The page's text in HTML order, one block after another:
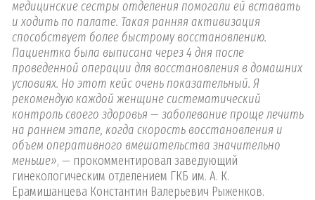
медицинские сестры отделения помогали ей вставать
и ходить по палате. Такая ранняя активизация
способствует более быстрому восстановлению.
Пациентка была выписана через 4 дня после
проведенной операции для восстановления в домашних
условиях. Но этот кейс очень показательный. Я
рекомендую каждой женщине систематический
контроль своего здоровья — заболевание проще лечить
на раннем этапе, когда скорость восстановления и
объем оперативного вмешательства значительно
меньше», — прокомментировал заведующий
гинекологическим отделением ГКБ им. А. К.
Ерамишанцева Константин Валерьевич Рыженков.